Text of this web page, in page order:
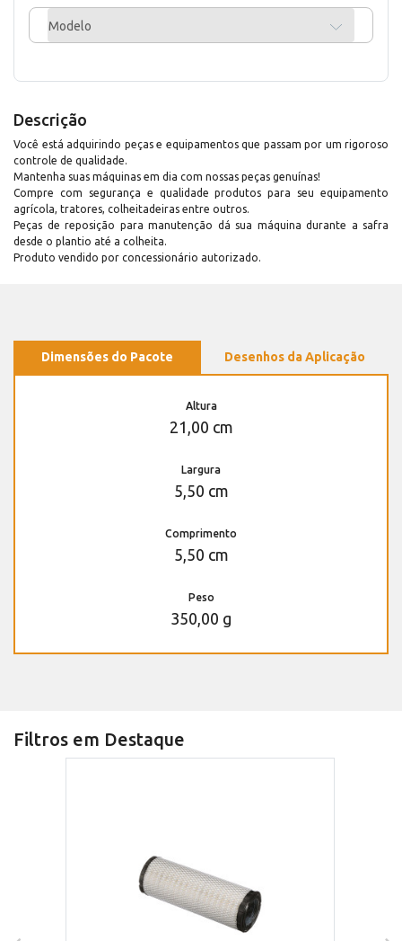
Modelo
Descrição
Você está adquirindo peças e equipamentos que passam por um rigoroso
controle de qualidade.
Mantenha suas máquinas em dia com nossas peças genuínas!
Compre com segurança e qualidade produtos para seu equipamento
agrícola, tratores, colheitadeiras entre outros.
Peças de reposição para manutenção dá sua máquina durante a safra
desde o plantio até a colheita.
Produto vendido por concessionário autorizado.
Dimensões do Pacote Desenhos da Aplicação
Altura
21,00 cm
Largura
5,50 cm
Comprimento
5,50 cm
Peso
350,00 g
Filtros em Destaque